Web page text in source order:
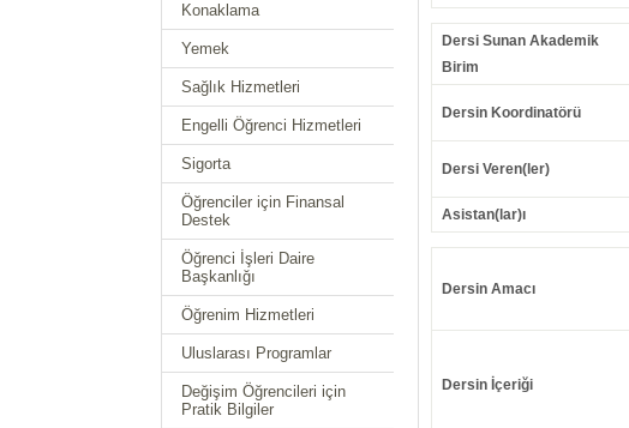
Konaklama
Yemek
Sağlık Hizmetleri
Engelli Öğrenci Hizmetleri
Sigorta
Öğrenciler için Finansal
Destek
Öğrenci İşleri Daire
Başkanlığı
Öğrenim Hizmetleri
Uluslarası Programlar
Değişim Öğrencileri için
Pratik Bilgiler
Dersi Sunan Akademik
Birim
Dersin Koordinatörü
Dersi Veren(ler)
Asistan(lar)ı
Dersin Amacı
Dersin İçeriği